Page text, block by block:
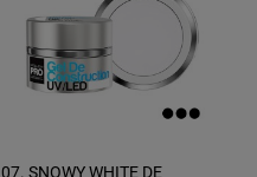
07. SNOWY WHITE DE